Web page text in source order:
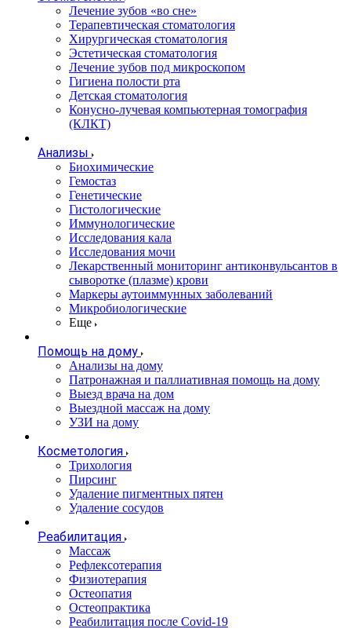
Лечение зубов «во сне»
Терапевтическая стоматология
Хирургическая стоматология
Эстетическая стоматология
Лечение зубов под микроскопом
Гигиена полости рта
Детская стоматология
Конусно-лучевая компьютерная томография
(КЛКТ)
Анализы
Биохимические
Гемостаз
Генетические
Гистологические
Иммунологические
Исследования кала
Исследования мочи
Лекарственный мониторинг антиконвульсантов в
сыворотке (плазме) крови
Маркеры аутоиммунных заболеваний
Микробиологические
Еще
Помощь на дому
Анализы на дому
Патронажная и паллиативная помощь на дому
Выезд врача на дом
Выездной массаж на дому
УЗИ на дому
Косметология
Трихология
Пирсинг
Удаление пигментных пятен
Удаление сосудов
Реабилитация
Массаж
Рефлексотерапия
Физиотерапия
Остеопатия
Остеопрактика
Реабилитация после Covid-19